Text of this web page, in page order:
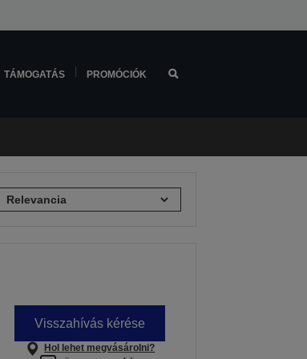
TÁMOGATÁS PROMÓCIÓK
Visszahívás kérése
Hol lehet megvásárolni?